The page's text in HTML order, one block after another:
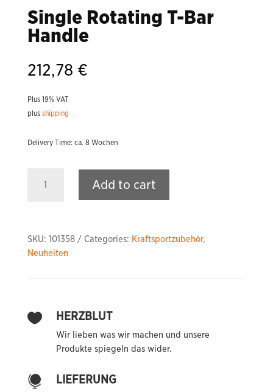
Single Rotating T-Bar
Handle
212,78 €
Plus 19% VAT
plus shipping
Delivery Time: ca. 8 Wochen
Rotating
quantity
Add to cart
SKU: 101358 Categories: Kraftsportzubehör,
Neuheiten
 HERZBLUT
Wir lieben was wir machen und unsere
Produkte spiegeln das wider.
 LIEFERUNG